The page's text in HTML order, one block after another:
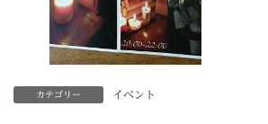
カテゴリー イベント